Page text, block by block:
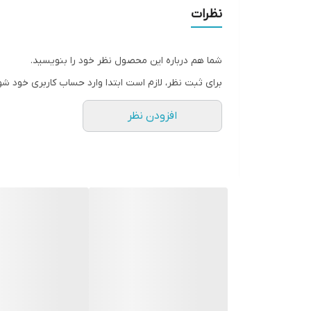
• تغذیه کننده
• افزایش تراکم
• این ماسک مو برای تغذیه و نرمی موها طراحی شده
• عصاره گزنه به تحریک رشد مو کمک می‌کند، در حالی
نظرات
شما هم درباره این محصول نظر خود را بنویسید.
برای ثبت نظر، لازم است ابتدا وارد حساب کاربری خود
افزودن نظر